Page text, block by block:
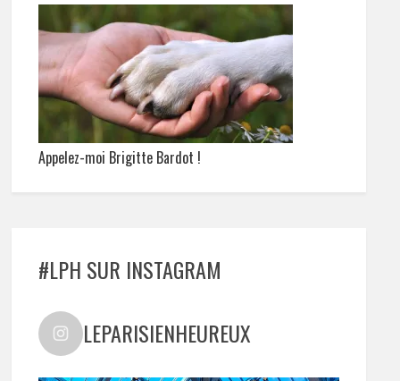
Appelez-moi Brigitte Bardot !
#LPH SUR INSTAGRAM
LEPARISIENHEUREUX